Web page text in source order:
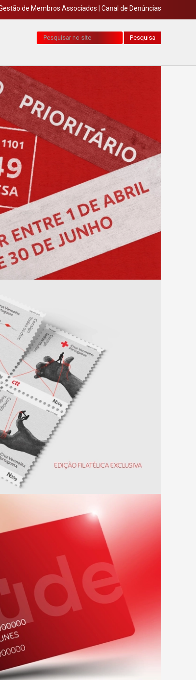
de Membros Associados Canal de Denúncias
Pesquisa... Pesquisa